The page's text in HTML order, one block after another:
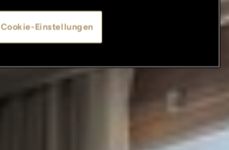
Cookie-Einstellungen